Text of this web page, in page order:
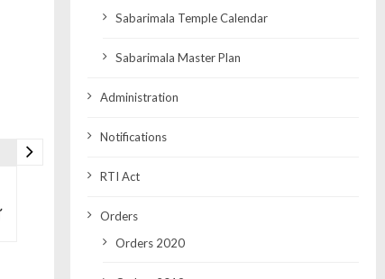
Sabarimala Temple Calendar
Sabarimala Master Plan
Administration
Notifications
RTI Act
Orders
Orders 2020